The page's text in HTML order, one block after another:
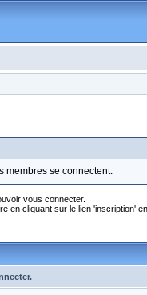
membres se connectent.
vous connecter.
en cliquant sur le lien 'inscription'